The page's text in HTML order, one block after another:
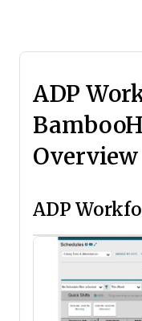
ADP
Overview
ADP